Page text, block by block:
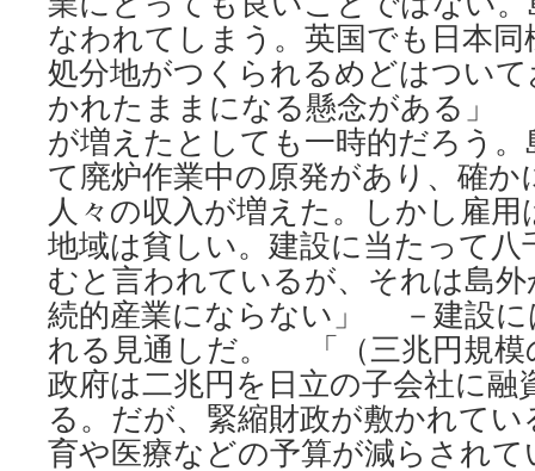
なわれてしまう。英国でも日本
処分地がつくられるめどはつい
かれたままになる懸念がある」
が増えたとしても一時的だろう
て廃炉作業中の原発があり、確か
人々の収入が増えた。しかし雇
地域は貧しい。建設に当たって八
むと言われているが、それは島
続的産業にならない」 －建設に
れる見通しだ。 「（三兆円規模
政府は二兆円を日立の子会社に
る。だが、緊縮財政が敷かれて
育や医療などの予算が減らされ